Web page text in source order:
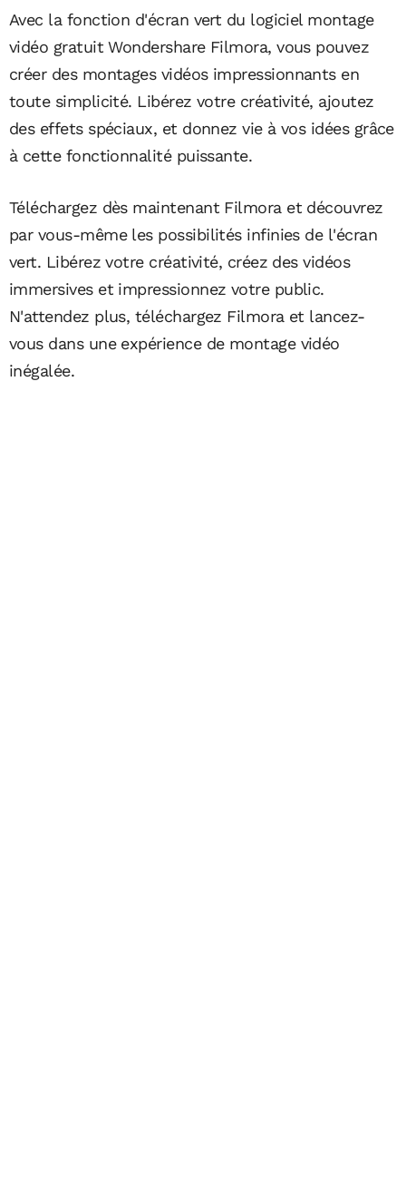
Avec la fonction d'écran vert du logiciel montage
vidéo gratuit Wondershare Filmora, vous pouvez
créer des montages vidéos impressionnants en
toute simplicité. Libérez votre créativité, ajoutez
des effets spéciaux, et donnez vie à vos idées grâce
à cette fonctionnalité puissante.
Téléchargez dès maintenant Filmora et découvrez
par vous-même les possibilités infinies de l'écran
vert. Libérez votre créativité, créez des vidéos
immersives et impressionnez votre public.
N'attendez plus, téléchargez Filmora et lancez-
vous dans une expérience de montage vidéo
inégalée.